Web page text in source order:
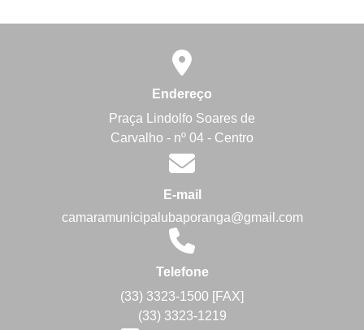
Endereço
Praça Lindolfo Soares de
Carvalho - nº 04 - Centro
E-mail
camaramunicipalubaporanga@gmail.com
Telefone
(33) 3323-1500 [FAX]
(33) 3323-1219